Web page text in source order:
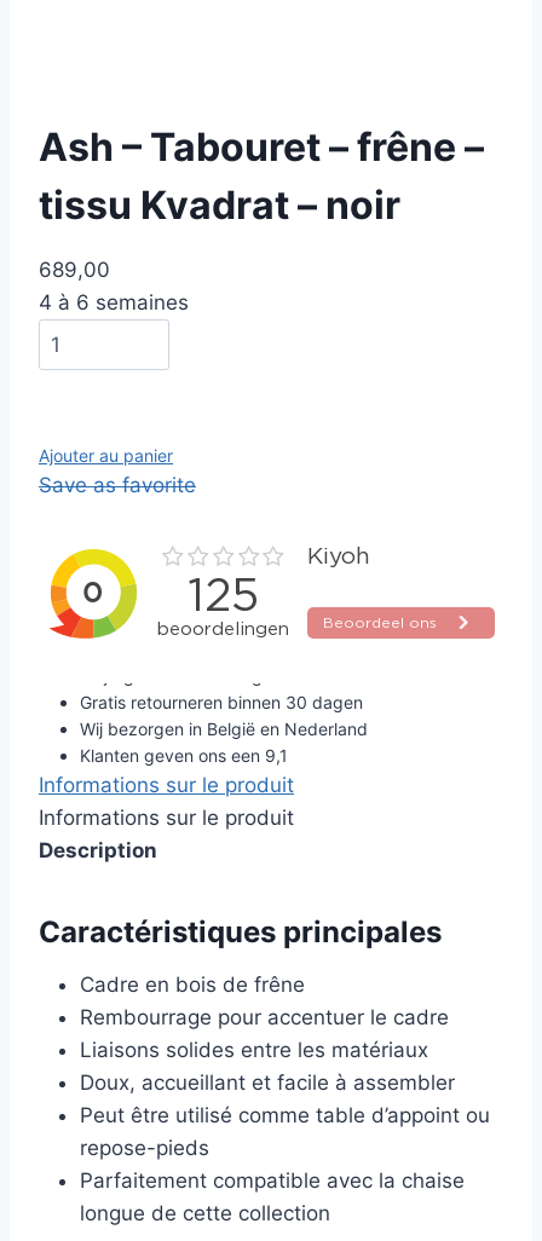
Ash – Tabouret – frêne –
tissu Kvadrat – noir
689,00
4 à 6 semaines
Ajouter au panier
Save as favorite
Gratis retourneren binnen 30 dagen
Wij bezorgen in België en Nederland
Klanten geven ons een 9,1
Informations sur le produit
Informations sur le produit
Description
Caractéristiques principales
Cadre en bois de frêne
Rembourrage pour accentuer le cadre
Liaisons solides entre les matériaux
Doux, accueillant et facile à assembler
Peut être utilisé comme table d’appoint ou
repose-pieds
Parfaitement compatible avec la chaise
longue de cette collection